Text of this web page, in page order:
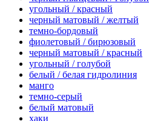
угольный / красный
черный матовый / желтый
темно-бордовый
фиолетовый / бирюзовый
черный матовый / красный
угольный / голубой
белый / белая гидролиния
манго
темно-серый
белый матовый
хаки